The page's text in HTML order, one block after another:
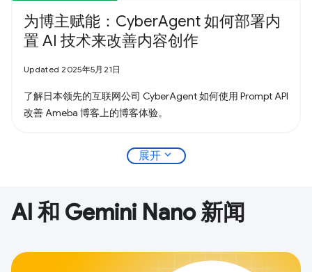
为博主赋能：CyberAgent 如何部署内
置 AI 技术来改善内容创作
Updated 2025年5月21日
了解日本领先的互联网公司 CyberAgent 如何使用 Prompt API
改善 Ameba 博客上的博客体验。
展开 expand_more
AI 和 Gemini Nano 新闻